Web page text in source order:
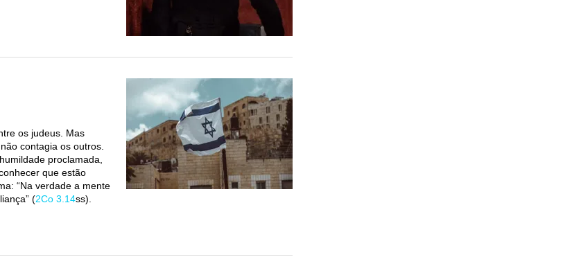
os judeus. Mas
contagia os outros.
proclamada,
que estão
“Na verdade a mente
(2Co 3.14ss).